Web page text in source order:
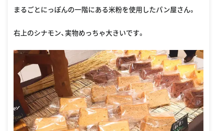
まるごとにっぽんの一階にある米粉を使用したパン屋さん。
右上のシナモン、実物めっちゃ大きいです。